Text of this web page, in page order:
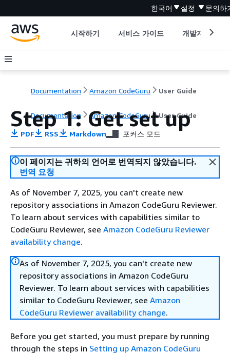
한국어 설정 문의하
시작하기 서비스 가이드 개발자 도구
Documentation Amazon CodeGuru User Guide
Documentation Amazon CodeGuru User Guide
Step 1: Get set up
PDF RSS Markdown 포커스 모드
이 페이지는 귀하의 언어로 번역되지 않았습니다.
번역 요청
As of November 7, 2025, you can't create new
repository associations in Amazon CodeGuru Reviewer.
To learn about services with capabilities similar to
CodeGuru Reviewer, see Amazon CodeGuru Reviewer
availability change.
As of November 7, 2025, you can't create new
repository associations in Amazon CodeGuru
Reviewer. To learn about services with capabilities
similar to CodeGuru Reviewer, see Amazon
CodeGuru Reviewer availability change.
Before you get started, you must prepare by running
through the steps in Setting up Amazon CodeGuru